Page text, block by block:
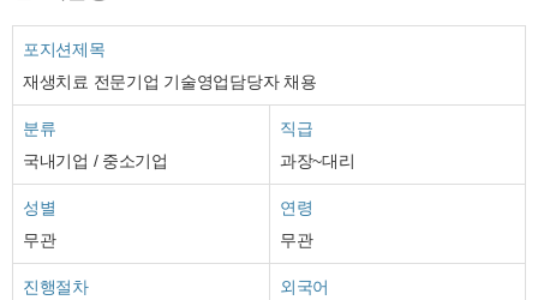
포지션제목
재생치료 전문기업 기술영업담당자 채용
분류
국내기업 / 중소기업
직급
과장~대리
성별
무관
연령
무관
진행절차
외국어